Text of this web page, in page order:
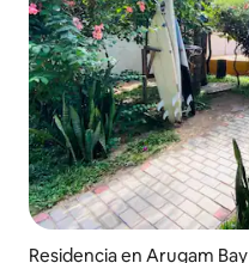
Residencia en Arugam Bay